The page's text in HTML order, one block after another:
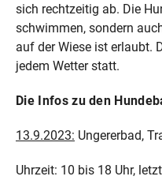
sich rechtzeitig ab. Die
schwimmen, sondern
auf der Wiese ist erlaubt.
jedem Wetter statt.
Die Infos zu den
13.9.2023: Ungererbad,
Uhrzeit: 10 bis 18 Uhr,